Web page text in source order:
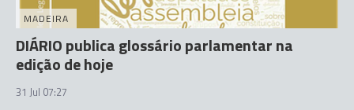
MADEIRA
DIÁRIO publica glossário parlamentar na
edição de hoje
31 Jul 07:27